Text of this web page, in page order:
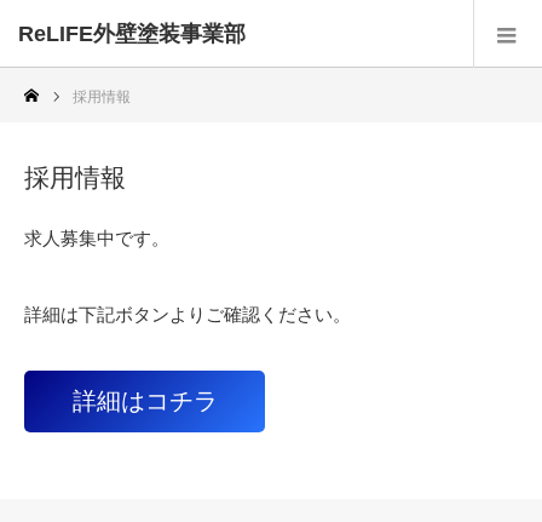
ReLIFE外壁塗装事業部
採用情報
採用情報
求人募集中です。
詳細は下記ボタンよりご確認ください。
詳細はコチラ